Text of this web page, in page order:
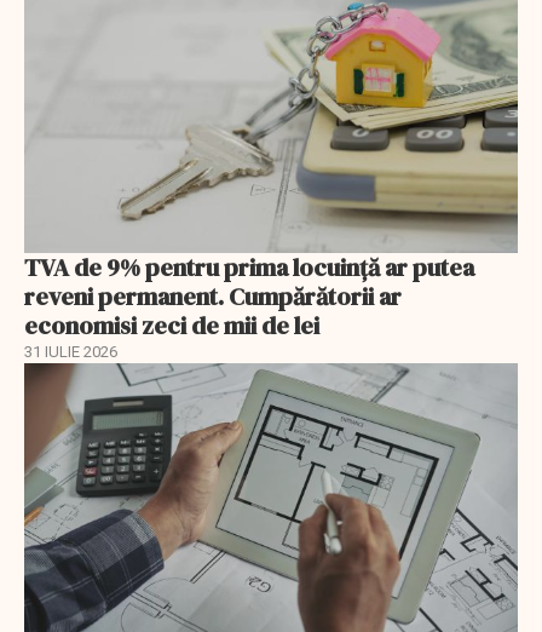
TVA de 9% pentru prima locuință ar putea
reveni permanent. Cumpărătorii ar
economisi zeci de mii de lei
31 IULIE 2026